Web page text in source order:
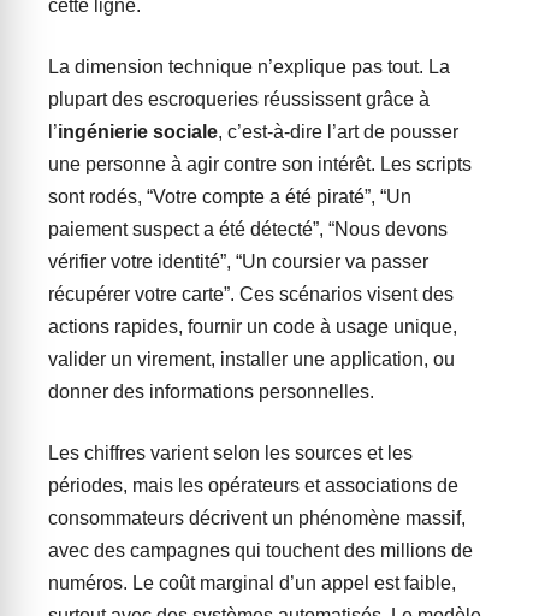
cette ligne.
La dimension technique n’explique pas tout. La
plupart des escroqueries réussissent grâce à
l’ingénierie sociale, c’est-à-dire l’art de pousser
une personne à agir contre son intérêt. Les scripts
sont rodés, “Votre compte a été piraté”, “Un
paiement suspect a été détecté”, “Nous devons
vérifier votre identité”, “Un coursier va passer
récupérer votre carte”. Ces scénarios visent des
actions rapides, fournir un code à usage unique,
valider un virement, installer une application, ou
donner des informations personnelles.
Les chiffres varient selon les sources et les
périodes, mais les opérateurs et associations de
consommateurs décrivent un phénomène massif,
avec des campagnes qui touchent des millions de
numéros. Le coût marginal d’un appel est faible,